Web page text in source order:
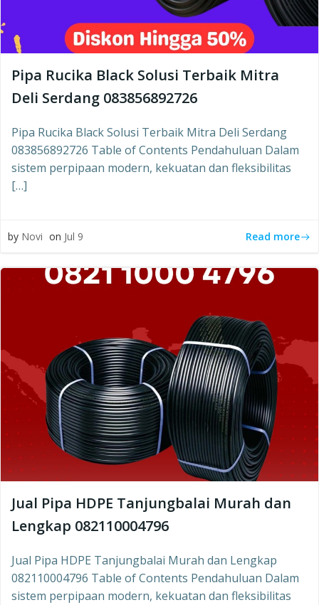
Pipa Rucika Black Solusi Terbaik Mitra
Deli Serdang 083856892726
Pipa Rucika Black Solusi Terbaik Mitra Deli Serdang
083856892726 Table of Contents Pendahuluan Dalam
sistem perpipaan modern, kekuatan dan fleksibilitas
[…]
by Novi on Jul 9 Read more
Jual Pipa HDPE Tanjungbalai Murah dan
Lengkap 082110004796
Jual Pipa HDPE Tanjungbalai Murah dan Lengkap
082110004796 Table of Contents Pendahuluan Dalam
sistem perpipaan modern, kekuatan dan fleksibilitas